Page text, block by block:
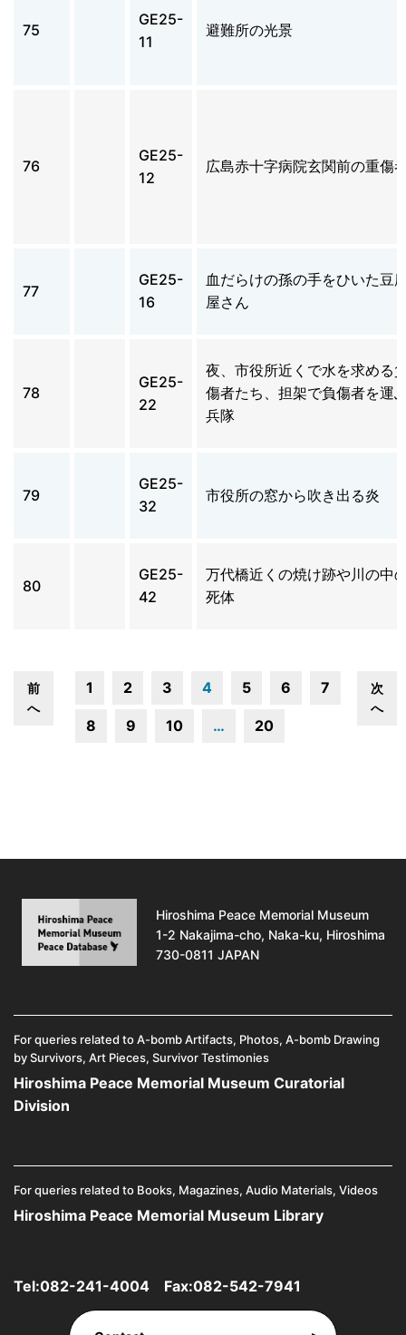
75
GE25-
11
避難所の光景
76
GE25-
12
広島赤十字病院玄関前の重傷
77
GE25-
16
血だらけの孫の手をひいた豆
屋さん
78
GE25-
22
夜、市役所近くで水を求める
傷者たち、担架で負傷者を運
兵隊
79
GE25-
32
市役所の窓から吹き出る炎
80
GE25-
42
万代橋近くの焼け跡や川の中
死体
前
へ
1 2 3 4 5 6 7
8 9 10 … 20
次
へ
Hiroshima Peace Memorial Museum
1-2 Nakajima-cho, Naka-ku, Hiroshima
730-0811 JAPAN
For queries related to A-bomb Artifacts, Photos, A-bomb Drawing
by Survivors, Art Pieces, Survivor Testimonies
Hiroshima Peace Memorial Museum Curatorial
Division
For queries related to Books, Magazines, Audio Materials, Videos
Hiroshima Peace Memorial Museum Library
Tel:082-241-4004 Fax:082-542-7941